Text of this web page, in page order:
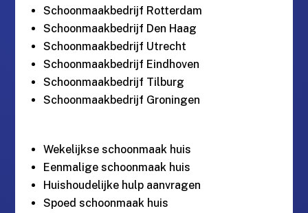
Schoonmaakbedrijf Rotterdam
Schoonmaakbedrijf Den Haag
Schoonmaakbedrijf Utrecht
Schoonmaakbedrijf Eindhoven
Schoonmaakbedrijf Tilburg
Schoonmaakbedrijf Groningen
Wekelijkse schoonmaak huis
Eenmalige schoonmaak huis
Huishoudelijke hulp aanvragen
Spoed schoonmaak huis